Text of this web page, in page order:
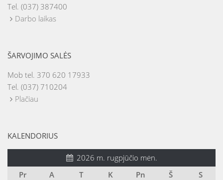
Tel. (037) 387400
Darbo laikas
ŠARVOJIMO SALĖS
Mob tel. 370 620 17933
Tel. (037) 710204
Plačiau
KALENDORIUS
2026 m. rugpjūčio mėn.
Pr
A T K Pn Š
S